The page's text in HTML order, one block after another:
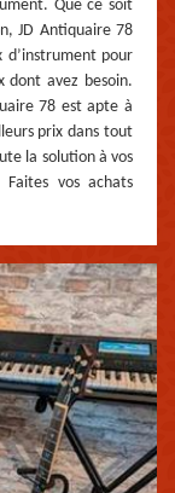
Que ce soit
JD Antiquaire 78
d’instrument pour
dont avez besoin.
78 est apte à
prix dans tout
la solution à vos
Faites vos achats